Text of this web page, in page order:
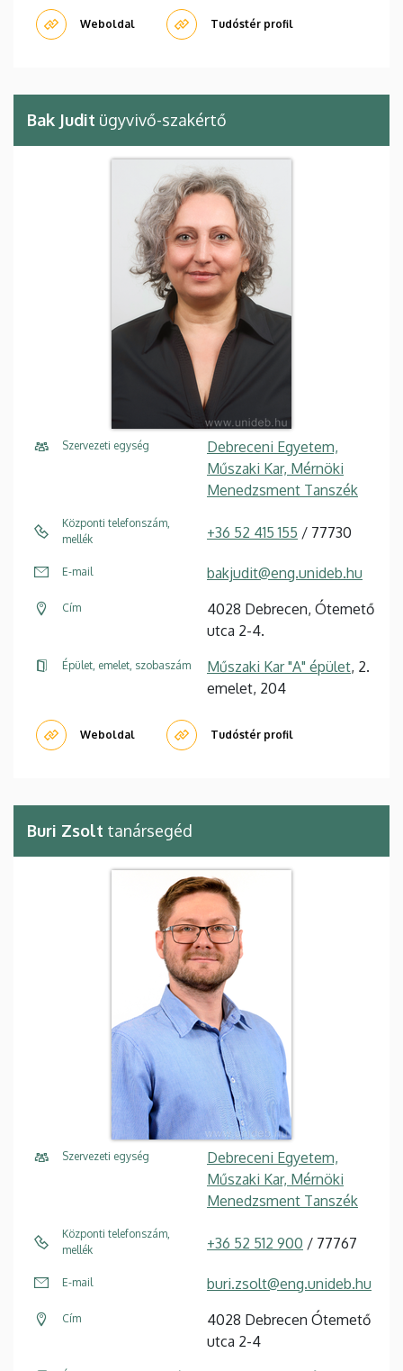
Weboldal Tudóstér profil
Bak Judit ügyvivő-szakértő
Szervezeti egység
Debreceni Egyetem,
Műszaki Kar, Mérnöki
Menedzsment Tanszék
Központi telefonszám,
mellék
+36 52 415 155 / 77730
E-mail bakjudit@eng.unideb.hu
Cím
4028 Debrecen, Ótemető
utca 2-4.
Épület, emelet, szobaszám Műszaki Kar "A" épület, 2.
emelet, 204
Weboldal Tudóstér profil
Buri Zsolt tanársegéd
Szervezeti egység
Debreceni Egyetem,
Műszaki Kar, Mérnöki
Menedzsment Tanszék
Központi telefonszám,
mellék
+36 52 512 900 / 77767
E-mail buri.zsolt@eng.unideb.hu
Cím
4028 Debrecen Ótemető
utca 2-4